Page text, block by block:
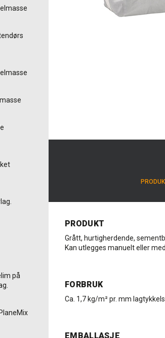
på
PRODUKT
Grått, hurtigherdende,
Kan utlegges manuelt eller
FORBRUK
Ca. 1,7 kg/m² pr. mm
EMBALLASJE